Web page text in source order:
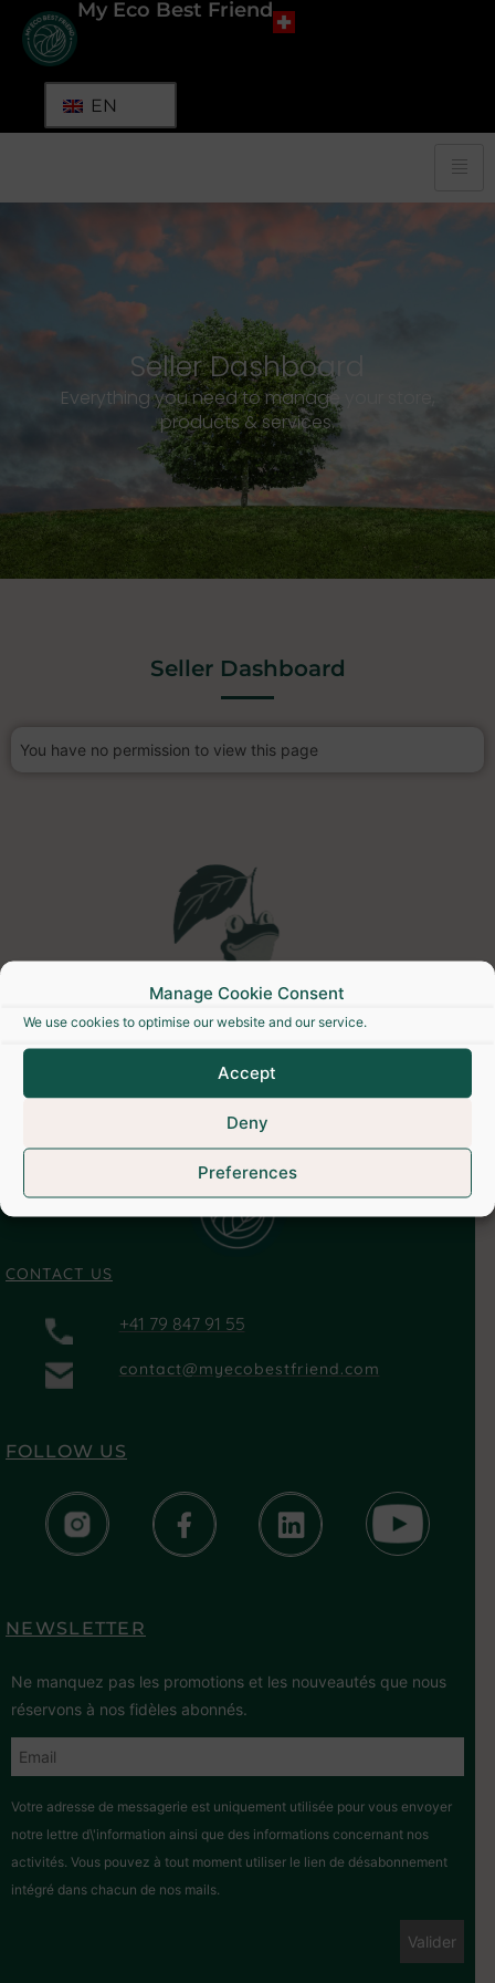
Manage Cookie Consent
We use cookies to optimise our website and our service.
Accept
Deny
Preferences
My Eco Best Friend
EN
Seller Dashboard
Everything you need to manage your store,
products & services.
Seller Dashboard
You have no permission to view this page
CONTACT US
+41 79 847 91 55
contact@myecobestfriend.com
FOLLOW US
NEWSLETTER
Ne manquez pas les promotions et les nouveautés que nous
réservons à nos fidèles abonnés.
Votre adresse de messagerie est uniquement utilisée pour vous envoyer
notre lettre d\'information ainsi que des informations concernant nos
activités. Vous pouvez à tout moment utiliser le lien de désabonnement
intégré dans chacun de nos mails.